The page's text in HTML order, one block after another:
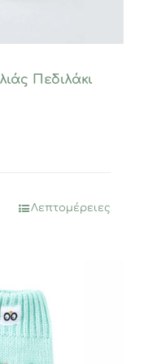
Πεδιλάκι
Λεπτομέρειες